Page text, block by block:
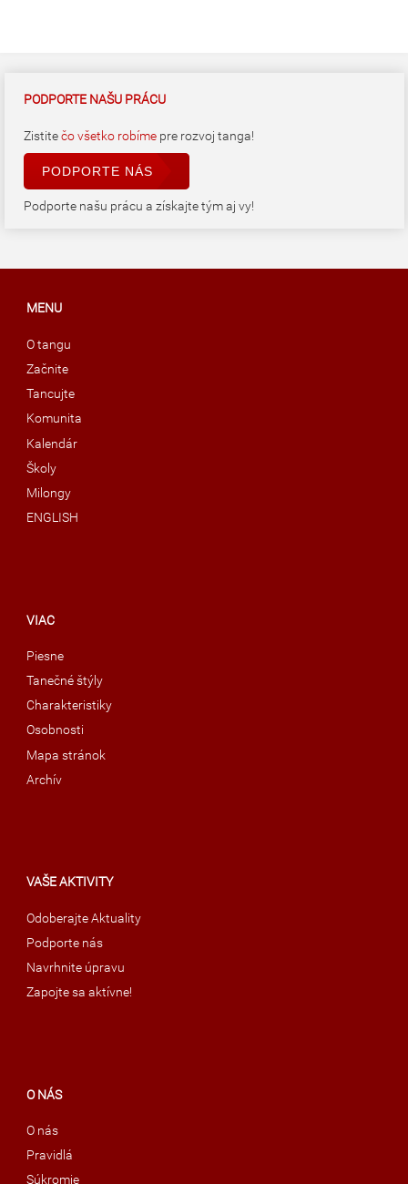
PODPORTE NAŠU PRÁCU
Zistitečo všetko robíme pre rozvoj tanga!
PODPORTE NÁS
Podporte našu prácu a získajte tým aj vy!
MENU
O tangu
Začnite
Tancujte
Komunita
Kalendár
Školy
Milongy
ENGLISH
VIAC
Piesne
Tanečné štýly
Charakteristiky
Osobnosti
Mapa stránok
Archív
VAŠE AKTIVITY
Odoberajte Aktuality
Podporte nás
Navrhnite úpravu
Zapojte sa aktívne!
O NÁS
O nás
Pravidlá
Súkromie